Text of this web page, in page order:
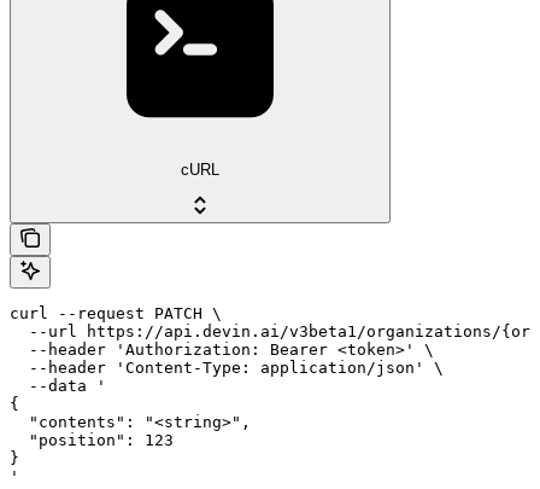
cURL
curl --request PATCH \
--url https://api.devin.ai/v3beta1/organizations/
  --header 'Authorization: Bearer <token>' \
  --header 'Content-Type: application/json' \
  --data '
{
  "contents": "<string>",
  "position": 123
}
'